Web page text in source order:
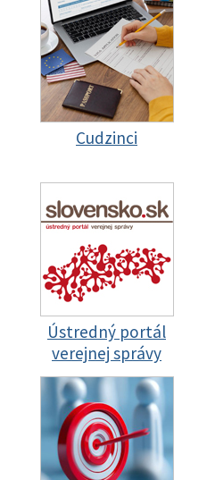
Cudzinci
Ústredný portál
verejnej správy